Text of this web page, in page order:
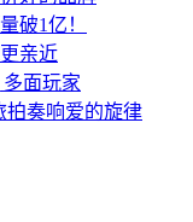
破1亿！
亲近
面玩家
拍奏响爱的旋律